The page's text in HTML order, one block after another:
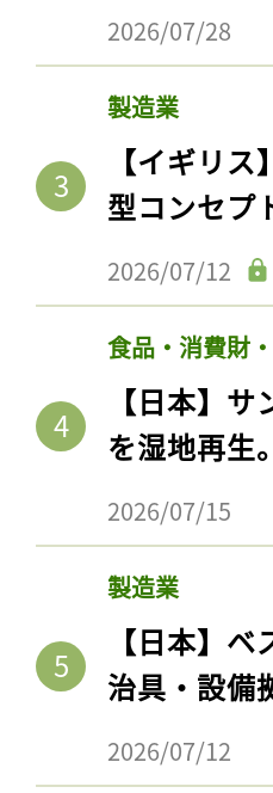
2026/07/28
製造業
【イギリ
型コンセプ
2026/07/12
食品・消費財
【日本】
を湿地再生
2026/07/15
製造業
【日本】
治具・設備
2026/07/12